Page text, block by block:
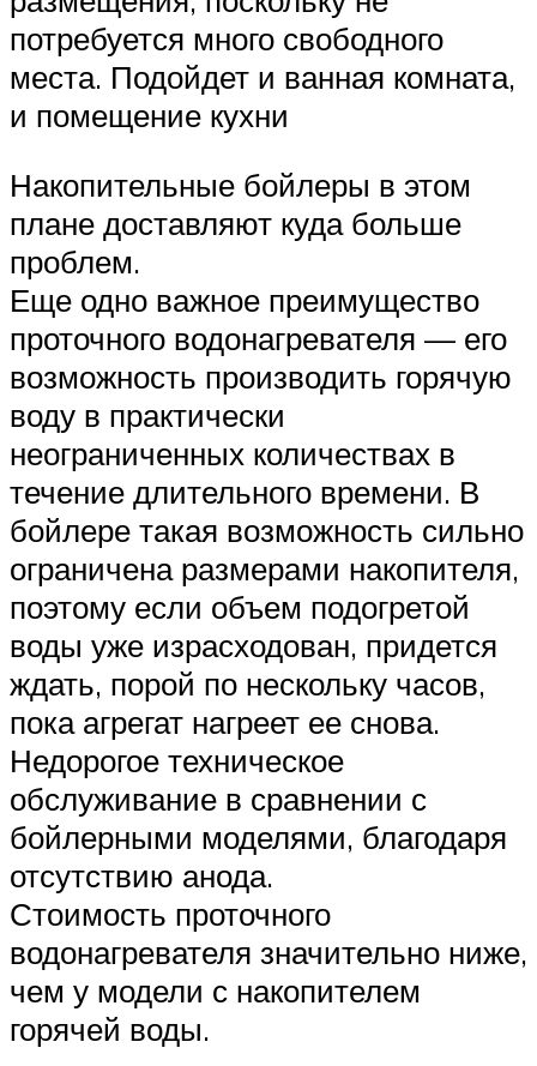
потребуется много свободного
места. Подойдет и ванная комната,
и помещение кухни
Накопительные бойлеры в этом
плане доставляют куда больше
проблем.
Еще одно важное преимущество
проточного водонагревателя — его
возможность производить горячую
воду в практически
неограниченных количествах в
течение длительного времени. В
бойлере такая возможность сильно
ограничена размерами накопителя,
поэтому если объем подогретой
воды уже израсходован, придется
ждать, порой по нескольку часов,
пока агрегат нагреет ее снова.
Недорогое техническое
обслуживание в сравнении с
бойлерными моделями, благодаря
отсутствию анода.
Стоимость проточного
водонагревателя значительно ниже,
чем у модели с накопителем
горячей воды.